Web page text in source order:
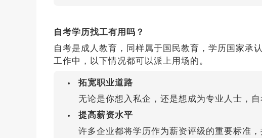
自考学历找工有用吗？
自考是成人教育，同样属于国民教育，学历国家承
工作中，以下情况都可以派上用场的。
拓宽职业道路
无论是你想入私企，还是想成为专业人士，
提高薪资水平
许多企业都将学历作为薪资评级的重要标准